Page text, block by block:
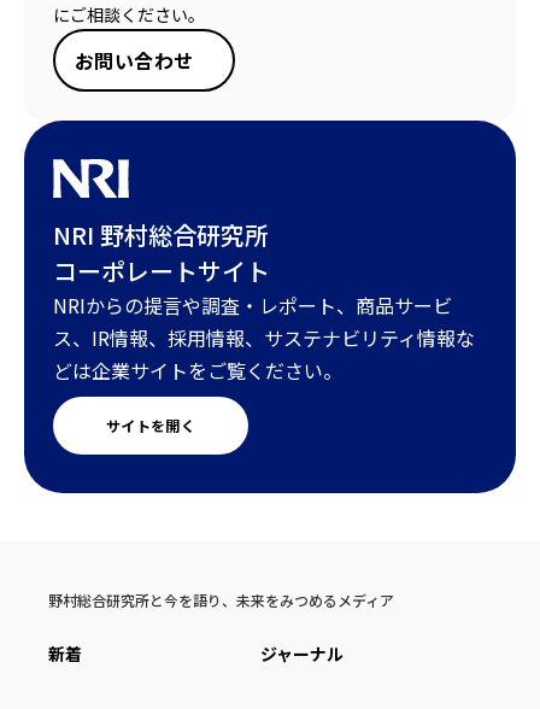
にご相談ください。
お問い合わせ
NRI 野村総合研究所
コーポレートサイト
NRIからの提言や調査・レポート、商品サービ
ス、IR情報、採用情報、サステナビリティ情報な
どは企業サイトをご覧ください。
サイトを開く
野村総合研究所と今を語り、未来をみつめるメディア
新着 ジャーナル